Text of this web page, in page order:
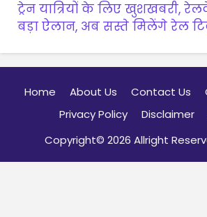
ट्रेन यात्रियों के लिए खुशखबरी,
बड़ा ऐलान, अब सस्ते मिलेंगे रेल
Home About Us Contact Us
Privacy Policy
Disclaimer
Copyright© 2026 Allright